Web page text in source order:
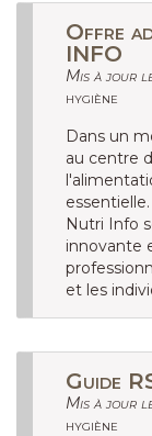
Offre
INFO
Mis à jour
hygiène
Dans un
au centre
Nutri Info
innovante
et les
Guide
Mis à jour
hygiène